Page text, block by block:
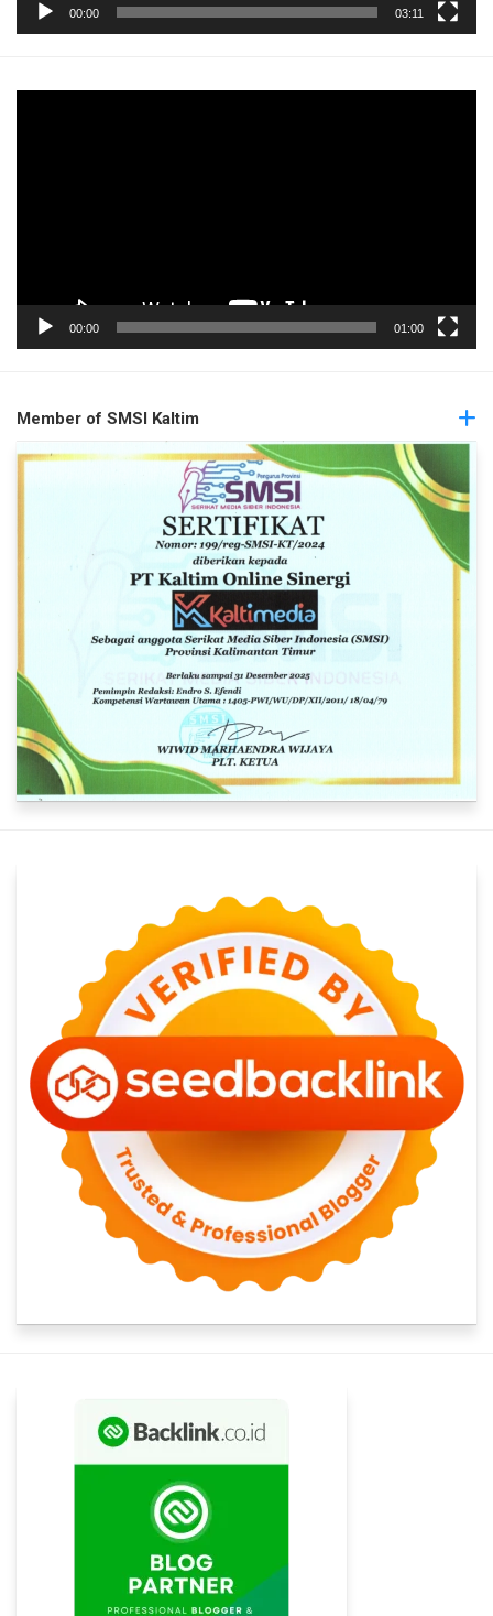
00:00 03:11
00:00 01:00
Member of SMSI Kaltim